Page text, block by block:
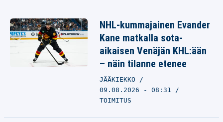
NHL-kummajainen Evander
Kane matkalla sota-
aikaisen Venäjän KHL:ään
– näin tilanne etenee
JÄÄKIEKKO
09.08.2026 - 08:31
TOIMITUS